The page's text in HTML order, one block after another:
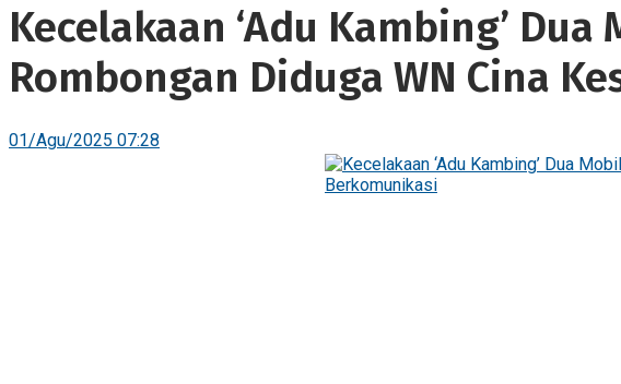
Kecelakaan ‘Adu Kambing’
Rombongan Diduga WN Cina
01/Agu/2025 07:28